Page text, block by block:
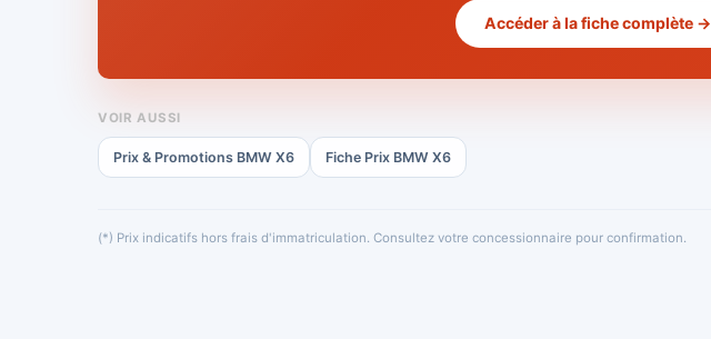
Accéder à la fiche complète →
VOIR AUSSI
Prix & Promotions BMW X6 Fiche Prix BMW X6
(*) Prix indicatifs hors frais d'immatriculation. Consultez votre concessionnaire pour confirmation.